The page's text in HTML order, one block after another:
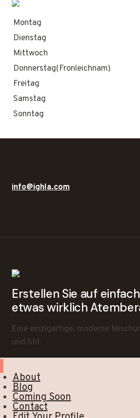
Montag
Dienstag
Mittwoch
Donnerstag(Fronleichnam)
Freitag
Samstag
Sonntag
info@ighla.com
Erstellen Sie auf
etwas wirklich
Eine einzigartige, moderne
und Stil.
About
Blog
Coming Soon
Contact